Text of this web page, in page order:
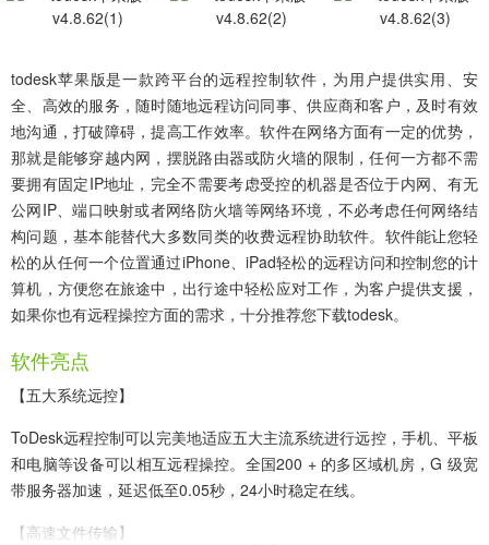
todesk苹果版是一款跨平台的远程控制软件，为用户提供实用、安
全、高效的服务，随时随地远程访问同事、供应商和客户，及时有效
地沟通，打破障碍，提高工作效率。软件在网络方面有一定的优势，
那就是能够穿越内网，摆脱路由器或防火墙的限制，任何一方都不需
要拥有固定IP地址，完全不需要考虑受控的机器是否位于内网、有无
公网IP、端口映射或者网络防火墙等网络环境，不必考虑任何网络结
构问题，基本能替代大多数同类的收费远程协助软件。软件能让您轻
松的从任何一个位置通过iPhone、iPad轻松的远程访问和控制您的计
算机，方便您在旅途中，出行途中轻松应对工作，为客户提供支援，
如果你也有远程操控方面的需求，十分推荐您下载todesk。
软件亮点
【五大系统远控】
ToDesk远程控制可以完美地适应五大主流系统进行远控，手机、平板
和电脑等设备可以相互远程操控。全国200 + 的多区域机房，G 级宽
带服务器加速，延迟低至0.05秒，24小时稳定在线。
【高速文件传输】